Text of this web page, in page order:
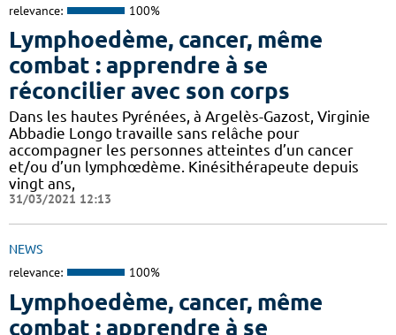
relevance: 100%
Lymphoedème, cancer, même
combat : apprendre à se
réconcilier avec son corps
Dans les hautes Pyrénées, à Argelès-Gazost, Virginie
Abbadie Longo travaille sans relâche pour
accompagner les personnes atteintes d’un cancer
et/ou d’un lymphœdème. Kinésithérapeute depuis
vingt ans,
31/03/2021 12:13
NEWS
relevance: 100%
Lymphoedème, cancer, même
combat : apprendre à se